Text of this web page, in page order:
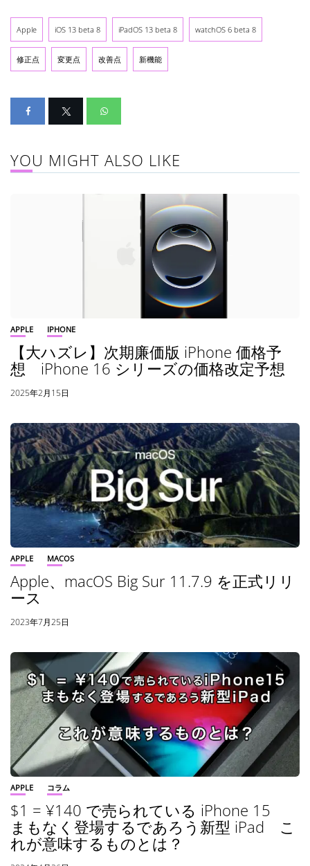
Apple iOS 13 beta 8 iPadOS 13 beta 8 watchOS 6 beta 8
修正点 変更点 改善点 新機能
YOU MIGHT ALSO LIKE
APPLE IPHONE
【大ハズレ】次期廉価版 iPhone 価格予
想 iPhone 16 シリーズの価格改定予想
2025年2月15日
APPLE MACOS
Apple、macOS Big Sur 11.7.9 を正式リリ
ース
2023年7月25日
APPLE コラム
$1 = ¥140 で売られている iPhone 15
まもなく登場するであろう新型 iPad こ
れが意味するものとは？